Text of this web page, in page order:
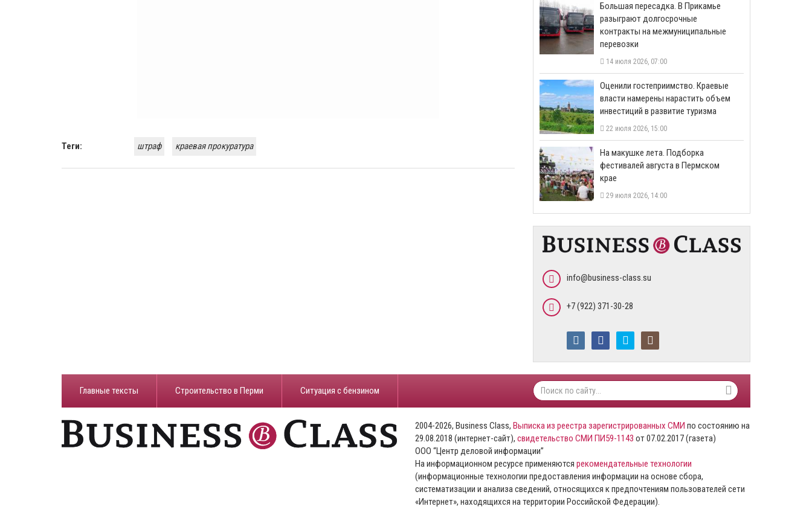
Теги: штраф краевая прокуратура
Большая пересадка. В Прикамье
разыграют долгосрочные
контракты на межмуниципальные
перевозки
14 июля 2026, 07:00
Оценили гостеприимство. Краевые
власти намерены нарастить объем
инвестиций в развитие туризма
22 июля 2026, 15:00
На макушке лета. Подборка
фестивалей августа в Пермском
крае
29 июля 2026, 14:00
info@business-class.su
+7 (922) 371-30-28
Главные тексты Строительство в Перми ​Ситуация с бензином
2004-2026, Business Class, Выписка из реестра зарегистрированных СМИ по состоянию на
29.08.2018 (интернет-сайт), свидетельство СМИ ПИ59-1143 от 07.02.2017 (газета)
ООО “Центр деловой информации”
На информационном ресурсе применяются рекомендательные технологии
(информационные технологии предоставления информации на основе сбора,
систематизации и анализа сведений, относящихся к предпочтениям пользователей сети
«Интернет», находящихся на территории Российской Федерации).